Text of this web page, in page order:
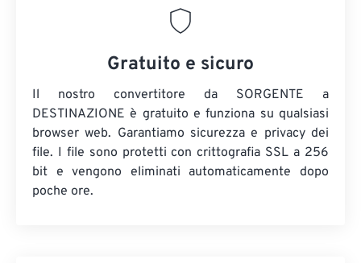
Gratuito e sicuro
Il nostro convertitore da SORGENTE a
DESTINAZIONE è gratuito e funziona su qualsiasi
browser web. Garantiamo sicurezza e privacy dei
file. I file sono protetti con crittografia SSL a 256
bit e vengono eliminati automaticamente dopo
poche ore.